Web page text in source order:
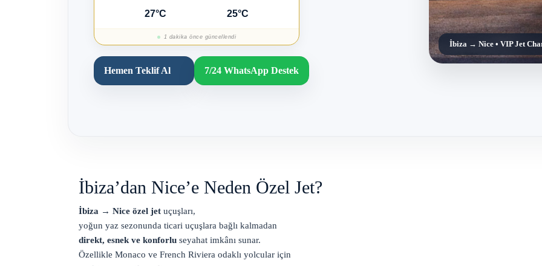
27°C 25°C
1 dakika önce güncellendi
Hemen Teklif Al 7/24 WhatsApp Destek
İbiza → Nice • VIP Jet
İbiza’dan Nice’e Neden Özel Jet?
İbiza → Nice özel jet uçuşları,
yoğun yaz sezonunda ticari uçuşlara bağlı kalmadan
direkt, esnek ve konforlu seyahat imkânı sunar.
Özellikle Monaco ve French Riviera odaklı yolcular için